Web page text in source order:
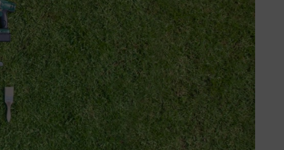
voor meer informatie. Vóór het eerste gebruik moet je goed